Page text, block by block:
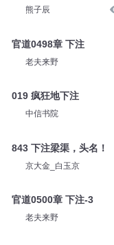
熊子辰
官道0498章 下注
老夫来野
019 疯狂地下注
中信书院
843 下注梁渠，头名！
京大金_白玉京
官道0500章 下注-3
老夫来野